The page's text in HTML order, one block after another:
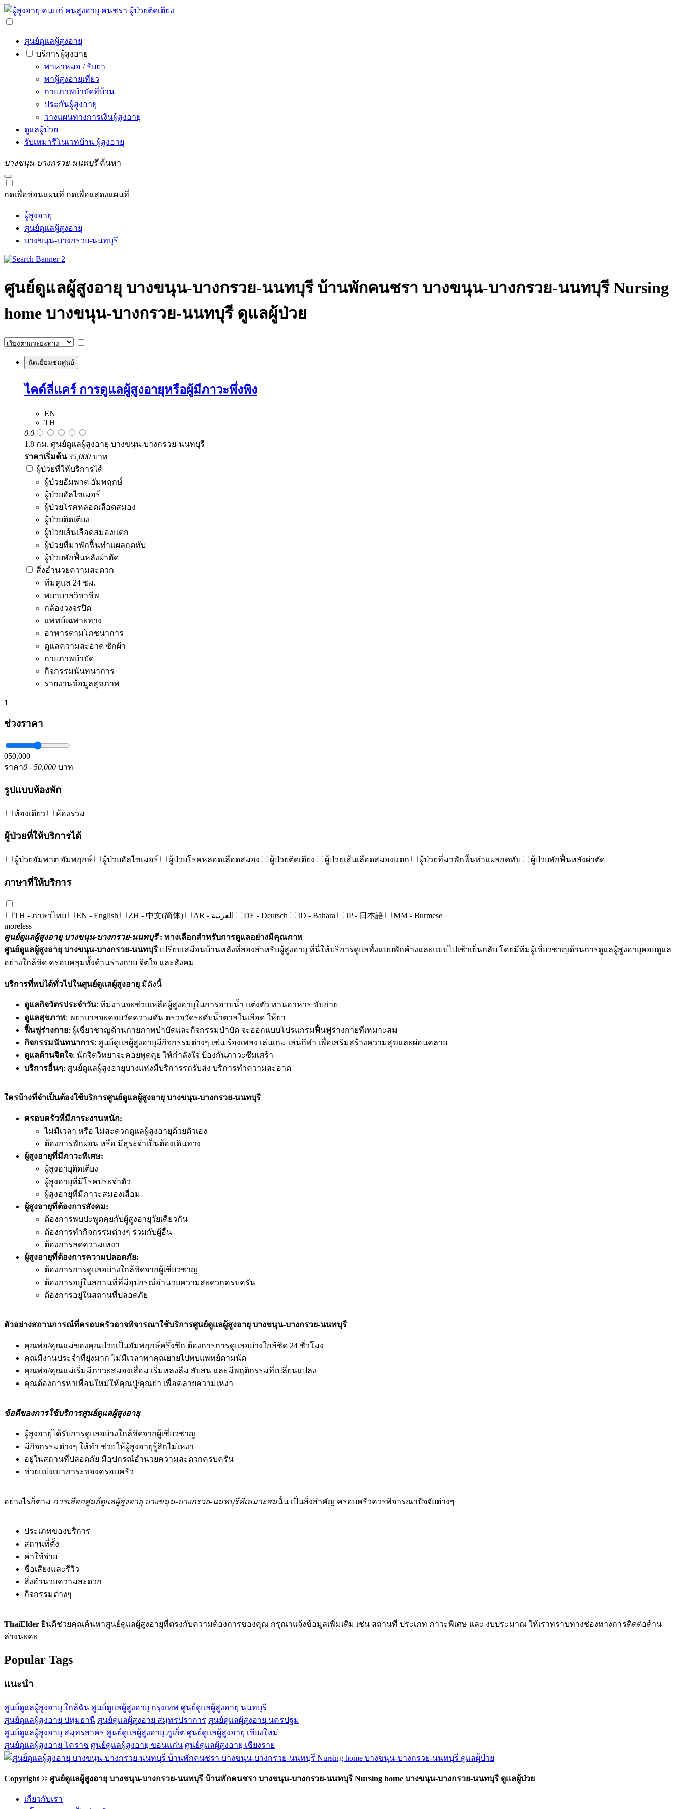
ศูนย์ดูแลผู้สูงอายุ
บริการผู้สูงอายุ
พาหาหมอ / รับยา
พาผู้สูงอายุเที่ยว
กายภาพบำบัดที่บ้าน
ประกันผู้สูงอายุ
วางแผนทางการเงินผู้สูงอายุ
ดูแลผู้ป่วย
รับเหมารีโนเวทบ้าน ผู้สูงอายุ
บางขนุน-บางกรวย-นนทบุรี ค้นหา
กดเพื่อซ่อนแผนที่ กดเพื่อแสดงแผนที่
ผู้สูงอายุ
ศูนย์ดูแลผู้สูงอายุ
บางขนุน-บางกรวย-นนทบุรี
ศูนย์ดูแลผู้สูงอายุ บางขนุน-บางกรวย-นนทบุรี บ้านพักคนชรา บางขนุน-บางกรวย-นนทบุรี Nursing
home บางขนุน-บางกรวย-นนทบุรี ดูแลผู้ป่วย
นัดเยี่ยมชมศูนย์
ไคด์ลี่แคร์ การดูแลผู้สูงอายุหรือผู้มีภาวะพึ่งพิง
EN
TH
0.0
1.8 กม. ศูนย์ดูแลผู้สูงอายุ บางขนุน-บางกรวย-นนทบุรี
ราคาเริ่มต้น 35,000 บาท
ผู้ป่วยที่ให้บริการได้
ผู้ป่วยอัมพาต อัมพฤกษ์
ผู้ป่วยอัลไซเมอร์
ผู้ป่วยโรคหลอดเลือดสมอง
ผู้ป่วยติดเตียง
ผู้ป่วยเส้นเลือดสมองแตก
ผู้ป่วยที่มาพักฟื้นทำแผลกดทับ
ผู้ป่วยพักฟื้นหลังผ่าตัด
สิ่งอำนวยความสะดวก
ทีมดูแล 24 ชม.
พยาบาลวิชาชีพ
กล้องวงจรปิด
แพทย์เฉพาะทาง
อาหารตามโภชนาการ
ดูแลความสะอาด ซักผ้า
กายภาพบำบัด
กิจกรรมนันทนาการ
รายงานข้อมูลสุขภาพ
1
ช่วงราคา
050,000
ราคา0 - 50,000 บาท
รูปแบบห้องพัก
ห้องเดียว ห้องรวม
ผู้ป่วยที่ให้บริการได้
ผู้ป่วยอัมพาต อัมพฤกษ์ ผู้ป่วยอัลไซเมอร์ ผู้ป่วยโรคหลอดเลือดสมอง ผู้ป่วยติดเตียง ผู้ป่วยเส้นเลือดสมองแตก ผู้ป่วยที่มาพักฟื้นทำแผลกดทับ ผู้ป่วยพักฟื้นหลังผ่าตัด
ภาษาที่ให้บริการ
TH - ‏ภาษาไทย EN - English ZH - 中文(简体) ‏AR - ‏العربية‏ DE - Deutsch ID - Bahara JP - 日本語
MM - Burmese
moreless
ศูนย์ดูแลผู้สูงอายุ บางขนุน-บางกรวย-นนทบุรี : ทางเลือกสำหรับการดูแลอย่างมีคุณภาพ
ศูนย์ดูแลผู้สูงอายุ บางขนุน-บางกรวย-นนทบุรี เปรียบเสมือนบ้านหลังที่สองสำหรับผู้สูงอายุ ที่นี่ให้บริการดูแลทั้งแบบพักค้างและแบบไปเช้าเย็นกลับ โดยมีทีมผู้เชี่ยวชาญด้านการดูแลผู้สูงอายุคอยดูแล
อย่างใกล้ชิด ครอบคลุมทั้งด้านร่างกาย จิตใจ และสังคม
บริการที่พบได้ทั่วไปในศูนย์ดูแลผู้สูงอายุ มีดังนี้
ดูแลกิจวัตรประจำวัน: ทีมงานจะช่วยเหลือผู้สูงอายุในการอาบน้ำ แต่งตัว ทานอาหาร ขับถ่าย
ดูแลสุขภาพ: พยาบาลจะคอยวัดความดัน ตรวจวัดระดับน้ำตาลในเลือด ให้ยา
ฟื้นฟูร่างกาย: ผู้เชี่ยวชาญด้านกายภาพบำบัดและกิจกรรมบำบัด จะออกแบบโปรแกรมฟื้นฟูร่างกายที่เหมาะสม
กิจกรรมนันทนาการ: ศูนย์ดูแลผู้สูงอายุมีกิจกรรมต่างๆ เช่น ร้องเพลง เล่นเกม เล่นกีฬา เพื่อเสริมสร้างความสุขและผ่อนคลาย
ดูแลด้านจิตใจ: นักจิตวิทยาจะคอยพูดคุย ให้กำลังใจ ป้องกันภาวะซึมเศร้า
บริการอื่นๆ: ศูนย์ดูแลผู้สูงอายุบางแห่งมีบริการรถรับส่ง บริการทำความสะอาด
ใครบ้างที่จำเป็นต้องใช้บริการศูนย์ดูแลผู้สูงอายุ บางขนุน-บางกรวย-นนทบุรี
ครอบครัวที่มีภาระงานหนัก:
ไม่มีเวลา หรือ ไม่สะดวกดูแลผู้สูงอายุด้วยตัวเอง
ต้องการพักผ่อน หรือ มีธุระจำเป็นต้องเดินทาง
ผู้สูงอายุที่มีภาวะพิเศษ:
ผู้สูงอายุติดเตียง
ผู้สูงอายุที่มีโรคประจำตัว
ผู้สูงอายุที่มีภาวะสมองเสื่อม
ผู้สูงอายุที่ต้องการสังคม:
ต้องการพบปะพูดคุยกับผู้สูงอายุวัยเดียวกัน
ต้องการทำกิจกรรมต่างๆ ร่วมกับผู้อื่น
ต้องการลดความเหงา
ผู้สูงอายุที่ต้องการความปลอดภัย:
ต้องการการดูแลอย่างใกล้ชิดจากผู้เชี่ยวชาญ
ต้องการอยู่ในสถานที่ที่มีอุปกรณ์อำนวยความสะดวกครบครัน
ต้องการอยู่ในสถานที่ปลอดภัย
ตัวอย่างสถานการณ์ที่ครอบครัวอาจพิจารณาใช้บริการศูนย์ดูแลผู้สูงอายุ บางขนุน-บางกรวย-นนทบุรี
คุณพ่อ/คุณแม่ของคุณป่วยเป็นอัมพฤกษ์ครึ่งซีก ต้องการการดูแลอย่างใกล้ชิด 24 ชั่วโมง
คุณมีงานประจำที่ยุ่งมาก ไม่มีเวลาพาคุณยายไปพบแพทย์ตามนัด
คุณพ่อ/คุณแม่เริ่มมีภาวะสมองเสื่อม เริ่มหลงลืม สับสน และมีพฤติกรรมที่เปลี่ยนแปลง
คุณต้องการหาเพื่อนใหม่ให้คุณปู่/คุณย่า เพื่อคลายความเหงา
ข้อดีของการใช้บริการศูนย์ดูแลผู้สูงอายุ
ผู้สูงอายุได้รับการดูแลอย่างใกล้ชิดจากผู้เชี่ยวชาญ
มีกิจกรรมต่างๆ ให้ทำ ช่วยให้ผู้สูงอายุรู้สึกไม่เหงา
อยู่ในสถานที่ปลอดภัย มีอุปกรณ์อำนวยความสะดวกครบครัน
ช่วยแบ่งเบาภาระของครอบครัว
อย่างไรก็ตาม การเลือกศูนย์ดูแลผู้สูงอายุ บางขนุน-บางกรวย-นนทบุรีที่เหมาะสมนั้น เป็นสิ่งสำคัญ ครอบครัวควรพิจารณาปัจจัยต่างๆ
ประเภทของบริการ
สถานที่ตั้ง
ค่าใช้จ่าย
ชื่อเสียงและรีวิว
สิ่งอำนวยความสะดวก
กิจกรรมต่างๆ
ThaiElder ยินดีช่วยคุณค้นหาศูนย์ดูแลผู้สูงอายุที่ตรงกับความต้องการของคุณ กรุณาแจ้งข้อมูลเพิ่มเติม เช่น สถานที่ ประเภท ภาวะพิเศษ และ งบประมาณ ให้เราทราบทางช่องทางการติดต่อด้าน
ล่างนะคะ
Popular Tags
แนะนำ
ศูนย์ดูแลผู้สูงอายุ ใกล้ฉัน ศูนย์ดูแลผู้สูงอายุ กรุงเทพ ศูนย์ดูแลผู้สูงอายุ นนทบุรี
ศูนย์ดูแลผู้สูงอายุ ปทุมธานี ศูนย์ดูแลผู้สูงอายุ สมุทรปราการ ศูนย์ดูแลผู้สูงอายุ นครปฐม
ศูนย์ดูแลผู้สูงอายุ สมุทรสาคร ศูนย์ดูแลผู้สูงอายุ ภูเก็ต ศูนย์ดูแลผู้สูงอายุ เชียงใหม่
ศูนย์ดูแลผู้สูงอายุ โคราช ศูนย์ดูแลผู้สูงอายุ ขอนแก่น ศูนย์ดูแลผู้สูงอายุ เชียงราย
Copyright © ศูนย์ดูแลผู้สูงอายุ บางขนุน-บางกรวย-นนทบุรี บ้านพักคนชรา บางขนุน-บางกรวย-นนทบุรี Nursing home บางขนุน-บางกรวย-นนทบุรี ดูแลผู้ป่วย
เกี่ยวกับเรา